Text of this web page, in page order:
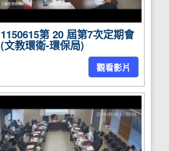
1150615第 20 屆第7次定期會
(文教環衛-環保局)
觀看影片